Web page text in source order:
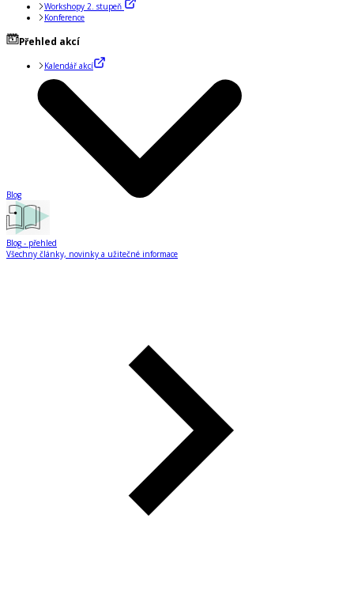
Workshopy 2. stupeň
Konference
Přehled akcí
Kalendář akcí
Blog
Blog - přehled
Všechny články, novinky a užitečné informace